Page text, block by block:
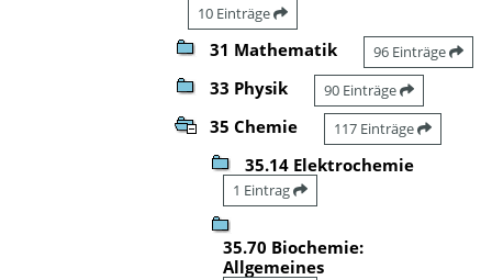
10 Einträge
31 Mathematik 96 Einträge
33 Physik 90 Einträge
35 Chemie 117 Einträge
35.14 Elektrochemie
1 Eintrag
35.70 Biochemie:
Allgemeines